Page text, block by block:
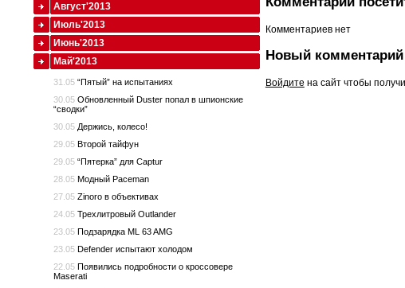
Комментариев нет
Новый комментарий
Войдите на сайт чтобы
Август'2013
Июль'2013
Июнь'2013
Май'2013
31.05 “Пятый” на испытаниях
30.05 Обновленный Duster попал в шпионские
“сводки”
30.05 Держись, колесо!
29.05 Второй тайфун
29.05 “Пятерка” для Captur
28.05 Модный Paceman
27.05 Zinoro в объективах
24.05 Трехлитровый Outlander
23.05 Подзарядка ML 63 AMG
23.05 Defender испытают холодом
22.05 Появились подробности о кроссовере
Maserati